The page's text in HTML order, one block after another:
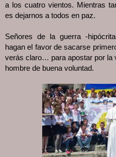
a los cuatro vientos. Mientras
es dejarnos a todos en paz.
Señores de la guerra -
hagan el favor de sacarse
verás claro… para apostar por la
hombre de buena voluntad.